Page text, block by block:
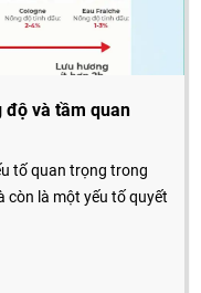
độ và tầm quan
tố quan trọng trong
còn là một yếu tố quyết